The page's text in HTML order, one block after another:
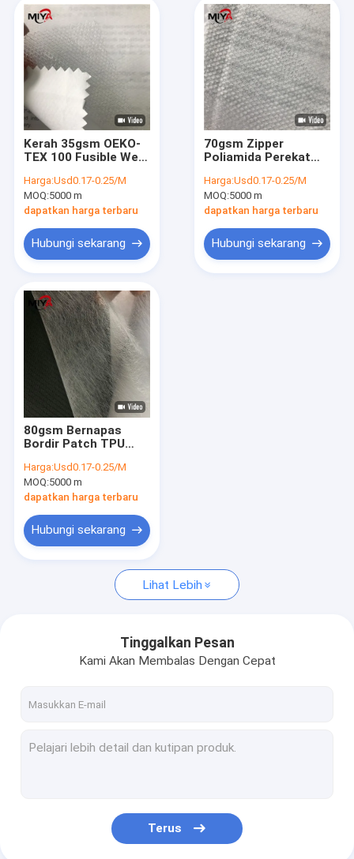
Interlining Fusible
Interlining Non Woven
anyaman interlining
Interlining Kemeja
PP Spunbond Non Woven Fabric
Tricot Fusible Interlining
Rajutan Fusible Interlining
Bukan tenunan spunmelt
Kain Larut Air
Benang Benang Poli
Pengencang Snap Logam
Kain Dukungan Bordir
Kerah 35gsm OEKO-
TEX 100 Fusible Web
Harga:Usd0.17-0.25/M
MOQ:5000 m
dapatkan harga terbaru
Hubungi sekarang
70gsm Zipper
Poliamida Perekat
Harga:Usd0.17-0.25/M
MOQ:5000 m
dapatkan harga terbaru
Hubungi sekarang
80gsm Bernapas
Bordir Patch TPU
Panas
Harga:Usd0.17-0.25/M
MOQ:5000 m
dapatkan harga terbaru
Hubungi sekarang
Lihat Lebih
Tinggalkan Pesan
Kami Akan Membalas Dengan Cepat
Terus